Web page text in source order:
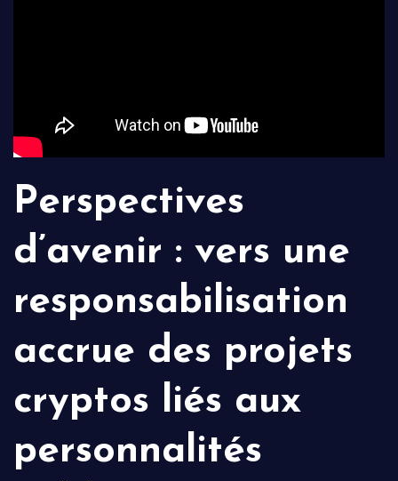
Perspectives
d’avenir : vers une
responsabilisation
accrue des projets
cryptos liés aux
personnalités